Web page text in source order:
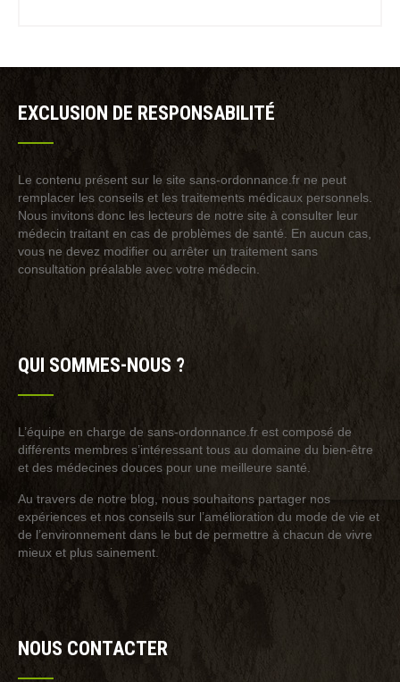
EXCLUSION DE RESPONSABILITÉ
Le contenu présent sur le site sans-ordonnance.fr ne peut
remplacer les conseils et les traitements médicaux personnels.
Nous invitons donc les lecteurs de notre site à consulter leur
médecin traitant en cas de problèmes de santé. En aucun cas,
vous ne devez modifier ou arrêter un traitement sans
consultation préalable avec votre médecin.
QUI SOMMES-NOUS ?
L’équipe en charge de sans-ordonnance.fr est composé de
différents membres s’intéressant tous au domaine du bien-être
et des médecines douces pour une meilleure santé.
Au travers de notre blog, nous souhaitons partager nos
expériences et nos conseils sur l’amélioration du mode de vie et
de l’environnement dans le but de permettre à chacun de vivre
mieux et plus sainement.
NOUS CONTACTER